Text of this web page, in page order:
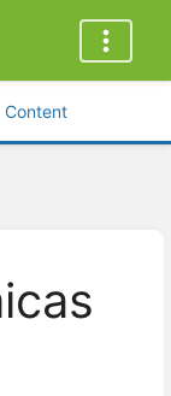
Content